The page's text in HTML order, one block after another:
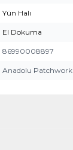
Yün Halı
El Dokuma
86990008897
Anadolu Patchwork